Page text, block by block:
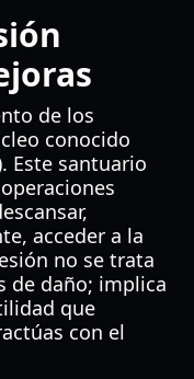
de los
conocido
Este santuario
acceder a la
no se trata
de daño; implica
que
con el